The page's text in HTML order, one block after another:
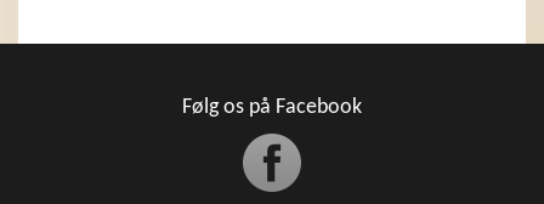
Følg os på Facebook